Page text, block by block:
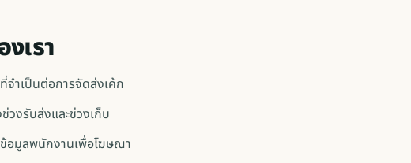
เรา
จำเป็นต่อการจัดส่งเค้ก
วงรับส่งและช่วงเก็บ
อมูลพนักงานเพื่อโฆษณา